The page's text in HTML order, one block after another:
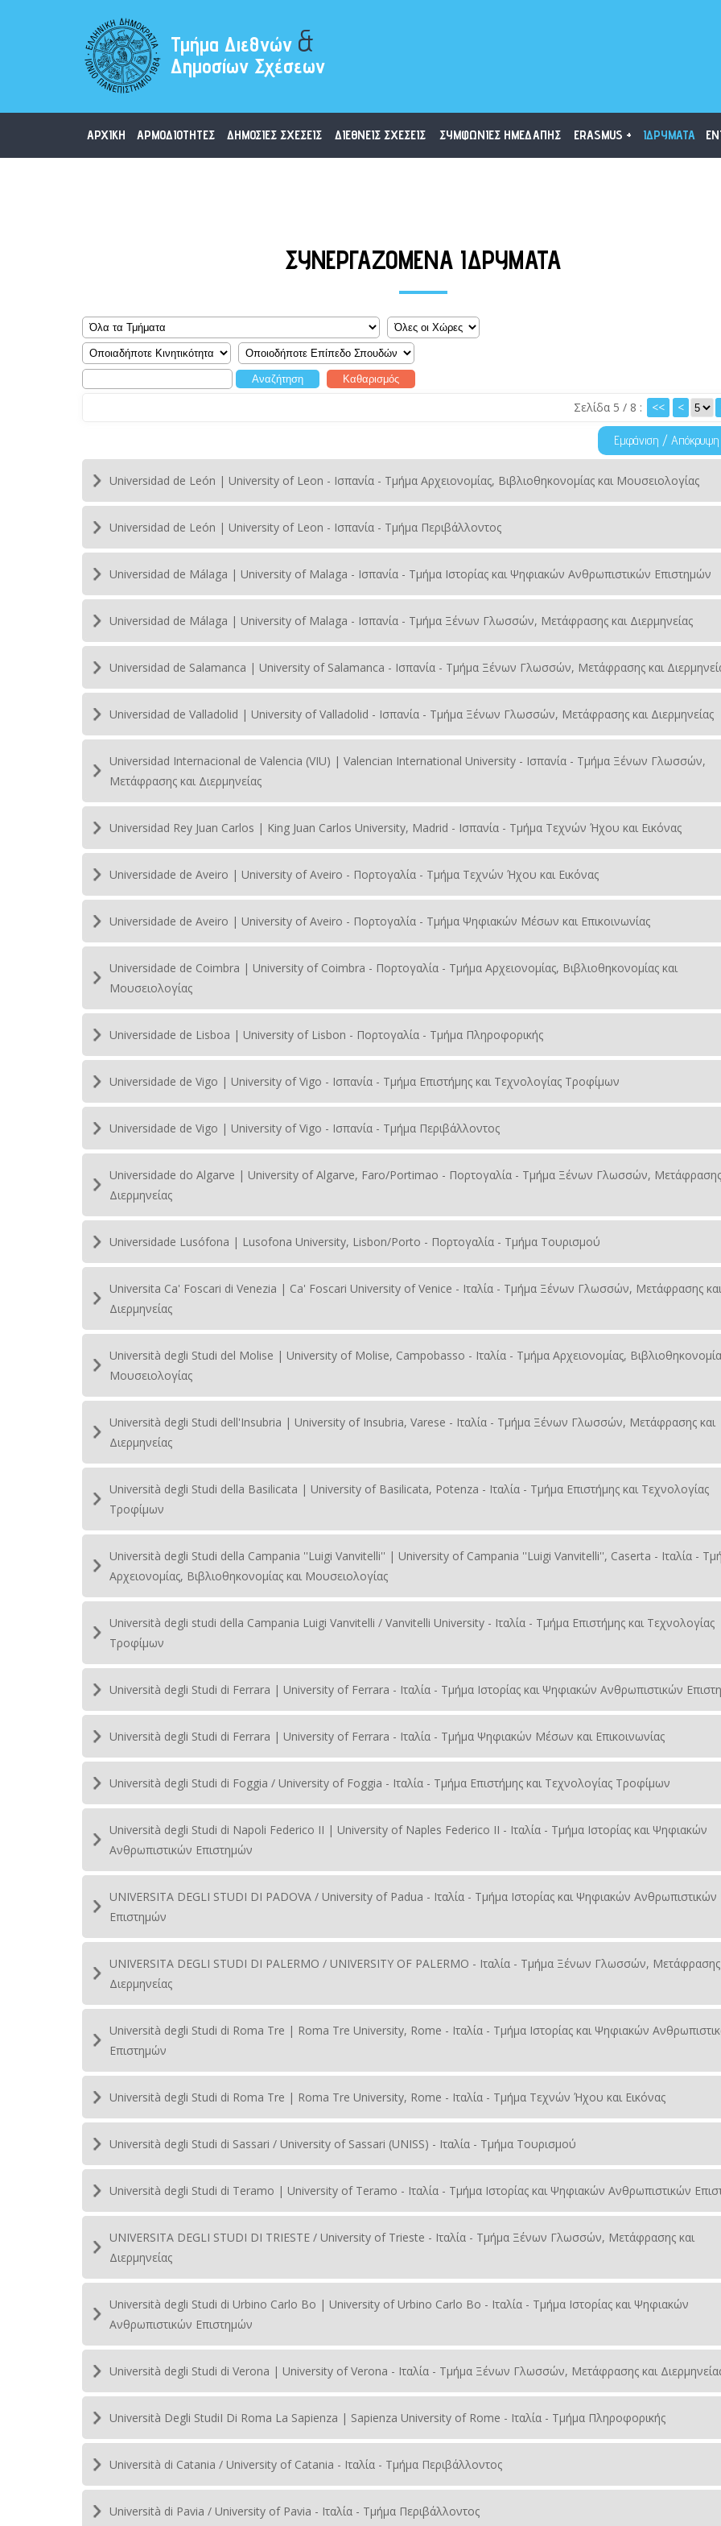
Τμήμα Διεθνών &
Δημοσίων Σχέσεων
ΑΡΧΙΚΗ ΑΡΜΟΔΙΟΤΗΤΕΣ ΔΗΜΟΣΙΕΣ ΣΧΕΣΕΙΣ ΔΙΕΘΝΕΙΣ ΣΧΕΣΕΙΣ ΣΥΜΦΩΝΙΕΣ ΗΜΕΔΑΠΗΣ ERASMUS + ΙΔΡΥΜΑΤΑ
ΣΥΝΕΡΓΑΖΟΜΕΝΑ ΙΔΡΥΜΑΤΑ
Σελίδα 5 / 8 : << <
Εμφάνιση /
Universidad de León | University of Leon - Ισπανία - Τμήμα Αρχειονομίας, Βιβλιοθηκονομίας και Μουσειολογίας
Universidad de León | University of Leon - Ισπανία - Τμήμα Περιβάλλοντος
Universidad de Málaga | University of Malaga - Ισπανία - Τμήμα Ιστορίας και Ψηφιακών Ανθρωπιστικών Επιστημών
Universidad de Málaga | University of Malaga - Ισπανία - Τμήμα Ξένων Γλωσσών, Μετάφρασης και Διερμηνείας
Universidad de Salamanca | University of Salamanca - Ισπανία - Τμήμα Ξένων Γλωσσών, Μετάφρασης και
Universidad de Valladolid | University of Valladolid - Ισπανία - Τμήμα Ξένων Γλωσσών, Μετάφρασης και Διερμηνείας
Universidad Internacional de Valencia (VIU) | Valencian International University - Ισπανία - Τμήμα Ξένων Γλωσσών,
Μετάφρασης και Διερμηνείας
Universidad Rey Juan Carlos | King Juan Carlos University, Madrid - Ισπανία - Τμήμα Τεχνών Ήχου και Εικόνας
Universidade de Aveiro | University of Aveiro - Πορτογαλία - Τμήμα Τεχνών Ήχου και Εικόνας
Universidade de Aveiro | University of Aveiro - Πορτογαλία - Τμήμα Ψηφιακών Μέσων και Επικοινωνίας
Universidade de Coimbra | University of Coimbra - Πορτογαλία - Τμήμα Αρχειονομίας, Βιβλιοθηκονομίας και
Μουσειολογίας
Universidade de Lisboa | University of Lisbon - Πορτογαλία - Τμήμα Πληροφορικής
Universidade de Vigo | University of Vigo - Ισπανία - Τμήμα Επιστήμης και Τεχνολογίας Τροφίμων
Universidade de Vigo | University of Vigo - Ισπανία - Τμήμα Περιβάλλοντος
Universidade do Algarve | University of Algarve, Faro/Portimao - Πορτογαλία - Τμήμα Ξένων Γλωσσών, Μετάφρασης
Διερμηνείας
Universidade Lusófona | Lusofona University, Lisbon/Porto - Πορτογαλία - Τμήμα Τουρισμού
Universita Ca' Foscari di Venezia | Ca' Foscari University of Venice - Ιταλία - Τμήμα Ξένων Γλωσσών, Μετάφρασης και
Διερμηνείας
Università degli Studi del Molise | University of Molise, Campobasso - Ιταλία - Τμήμα Αρχειονομίας,
Μουσειολογίας
Università degli Studi dell'Insubria | University of Insubria, Varese - Ιταλία - Τμήμα Ξένων Γλωσσών, Μετάφρασης και
Διερμηνείας
Università degli Studi della Basilicata | University of Basilicata, Potenza - Ιταλία - Τμήμα Επιστήμης και Τεχνολογίας
Τροφίμων
Università degli Studi della Campania ''Luigi Vanvitelli'' | University of Campania ''Luigi Vanvitelli'', Caserta - Ιταλία -
Αρχειονομίας, Βιβλιοθηκονομίας και Μουσειολογίας
Università degli studi della Campania Luigi Vanvitelli / Vanvitelli University - Ιταλία - Τμήμα Επιστήμης και Τεχνολογίας
Τροφίμων
Università degli Studi di Ferrara | University of Ferrara - Ιταλία - Τμήμα Ιστορίας και Ψηφιακών Ανθρωπιστικών
Università degli Studi di Ferrara | University of Ferrara - Ιταλία - Τμήμα Ψηφιακών Μέσων και Επικοινωνίας
Università degli Studi di Foggia / University of Foggia - Ιταλία - Τμήμα Επιστήμης και Τεχνολογίας Τροφίμων
Università degli Studi di Napoli Federico II | University of Naples Federico II - Ιταλία - Τμήμα Ιστορίας και Ψηφιακών
Ανθρωπιστικών Επιστημών
UNIVERSITA DEGLI STUDI DI PADOVA / University of Padua - Ιταλία - Τμήμα Ιστορίας και Ψηφιακών Ανθρωπιστικών
Επιστημών
UNIVERSITA DEGLI STUDI DI PALERMO / UNIVERSITY OF PALERMO - Ιταλία - Τμήμα Ξένων Γλωσσών, Μετάφρασης
Διερμηνείας
Università degli Studi di Roma Tre | Roma Tre University, Rome - Ιταλία - Τμήμα Ιστορίας και Ψηφιακών
Επιστημών
Università degli Studi di Roma Tre | Roma Tre University, Rome - Ιταλία - Τμήμα Τεχνών Ήχου και Εικόνας
Università degli Studi di Sassari / University of Sassari (UNISS) - Ιταλία - Τμήμα Τουρισμού
Università degli Studi di Teramo | University of Teramo - Ιταλία - Τμήμα Ιστορίας και Ψηφιακών Ανθρωπιστικών
UNIVERSITA DEGLI STUDI DI TRIESTE / University of Trieste - Ιταλία - Τμήμα Ξένων Γλωσσών, Μετάφρασης και
Διερμηνείας
Università degli Studi di Urbino Carlo Bo | University of Urbino Carlo Bo - Ιταλία - Τμήμα Ιστορίας και Ψηφιακών
Ανθρωπιστικών Επιστημών
Università degli Studi di Verona | University of Verona - Ιταλία - Τμήμα Ξένων Γλωσσών, Μετάφρασης και
Università Degli StudiI Di Roma La Sapienza | Sapienza University of Rome - Ιταλία - Τμήμα Πληροφορικής
Università di Catania / University of Catania - Ιταλία - Τμήμα Περιβάλλοντος
Università di Pavia / University of Pavia - Ιταλία - Τμήμα Περιβάλλοντος